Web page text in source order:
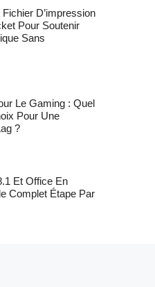
D’impression
Pour Soutenir
Sans
Le Gaming : Quel
Pour Une
?
Et Office En
Complet Étape Par